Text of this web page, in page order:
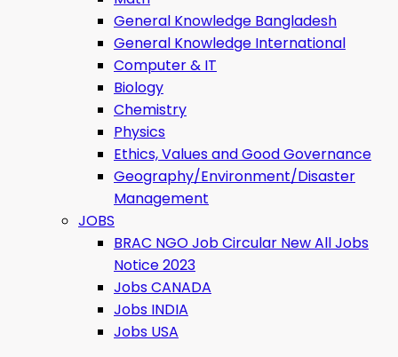
General Knowledge Bangladesh
General Knowledge International
Computer & IT
Biology
Chemistry
Physics
Ethics, Values ​​and Good Governance
Geography/Environment/Disaster
Management
JOBS
BRAC NGO Job Circular New All Jobs
Notice 2023
Jobs CANADA
Jobs INDIA
Jobs USA